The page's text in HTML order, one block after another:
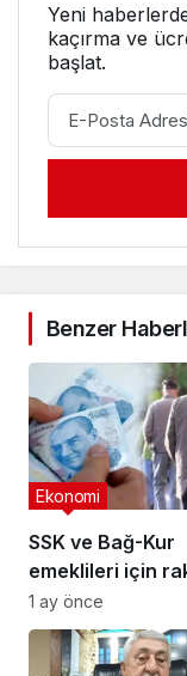
Yeni
kaçırma ve
başlat.
Benzer
SSK ve Bağ-Kur
emeklileri için
kesinleşti:
kadar zam
Ekonomi
1 ay önce